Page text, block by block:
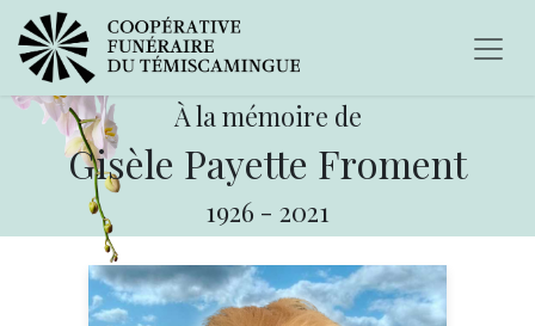
À la mémoire de
Gisèle Payette Froment
1926 - 2021